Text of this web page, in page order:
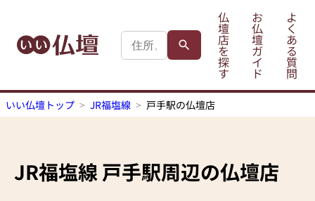
仏
壇
店
を
探
す
お
仏
壇
ガ
イ
ド
よ
く
あ
る
質
問
いい仏壇トップ JR福塩線 戸手駅の仏壇店
JR福塩線戸手駅周辺の仏壇店